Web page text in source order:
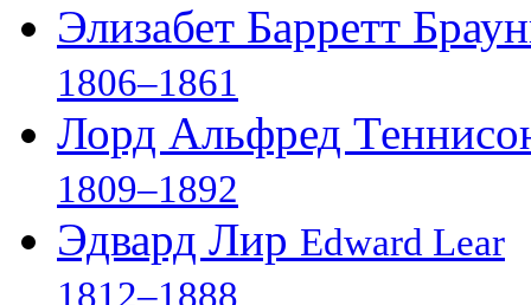
Элизабет Барретт
1806–1861
Лорд Альфред
1809–1892
Эдвард Лир Edward Lear
1812–1888